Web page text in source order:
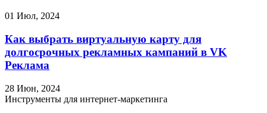
01 Июл, 2024
Как выбрать виртуальную карту для
долгосрочных рекламных кампаний в VK
Реклама
28 Июн, 2024
Инструменты для интернет-маркетинга